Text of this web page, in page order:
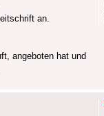
an.
angeboten hat und